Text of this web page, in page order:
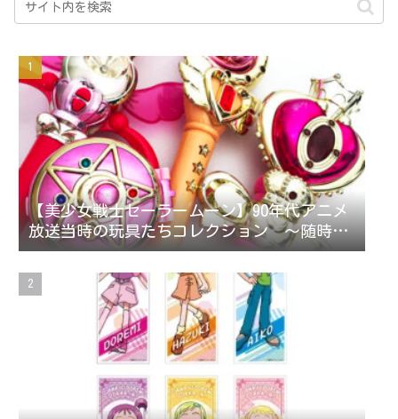
【美少女戦士セーラームーン】90年代アニメ
放送当時の玩具たちコレクション ～随時更
新～